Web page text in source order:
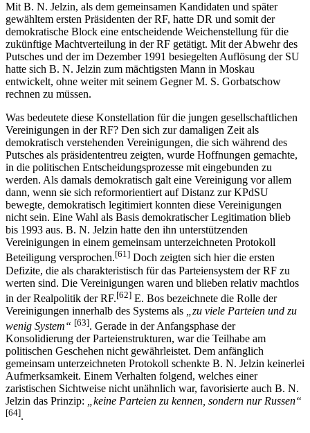
Mit B. N. Jelzin, als dem gemeinsamen Kandidaten und später
gewähltem ersten Präsidenten der RF, hatte DR und somit der
demokratische Block eine entscheidende Weichenstellung für die
zukünftige Machtverteilung in der RF getätigt. Mit der Abwehr des
Putsches und der im Dezember 1991 besiegelten Auflösung der SU
hatte sich B. N. Jelzin zum mächtigsten Mann in Moskau
entwickelt, ohne weiter mit seinem Gegner M. S. Gorbatschow
rechnen zu müssen.
Was bedeutete diese Konstellation für die jungen gesellschaftlichen
Vereinigungen in der RF? Den sich zur damaligen Zeit als
demokratisch verstehenden Vereinigungen, die sich während des
Putsches als präsidententreu zeigten, wurde Hoffnungen gemachte,
in die politischen Entscheidungsprozesse mit eingebunden zu
werden. Als damals demokratisch galt eine Vereinigung vor allem
dann, wenn sie sich reformorientiert auf Distanz zur KPdSU
bewegte, demokratisch legitimiert konnten diese Vereinigungen
nicht sein. Eine Wahl als Basis demokratischer Legitimation blieb
bis 1993 aus. B. N. Jelzin hatte den ihn unterstützenden
Vereinigungen in einem gemeinsam unterzeichneten Protokoll
Beteiligung versprochen.[61] Doch zeigten sich hier die ersten
Defizite, die als charakteristisch für das Parteiensystem der RF zu
werten sind. Die Vereinigungen waren und blieben relativ machtlos
in der Realpolitik der RF.[62] E. Bos bezeichnete die Rolle der
Vereinigungen innerhalb des Systems als
„zu viele Parteien und zu
wenig System“ [63]. Gerade in der Anfangsphase der
Konsolidierung der Parteienstrukturen, war die Teilhabe am
politischen Geschehen nicht gewährleistet. Dem anfänglich
gemeinsam unterzeichneten Protokoll schenkte B. N. Jelzin keinerlei
Aufmerksamkeit. Einem Verhalten folgend, welches einer
zaristischen Sichtweise nicht unähnlich war, favorisierte auch B. N.
Jelzin das Prinzip: „keine Parteien zu kennen, sondern nur Russen“
[64].